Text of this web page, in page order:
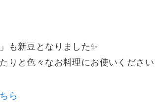
も新豆となりました✨
りと色々なお料理にお使いください
ら